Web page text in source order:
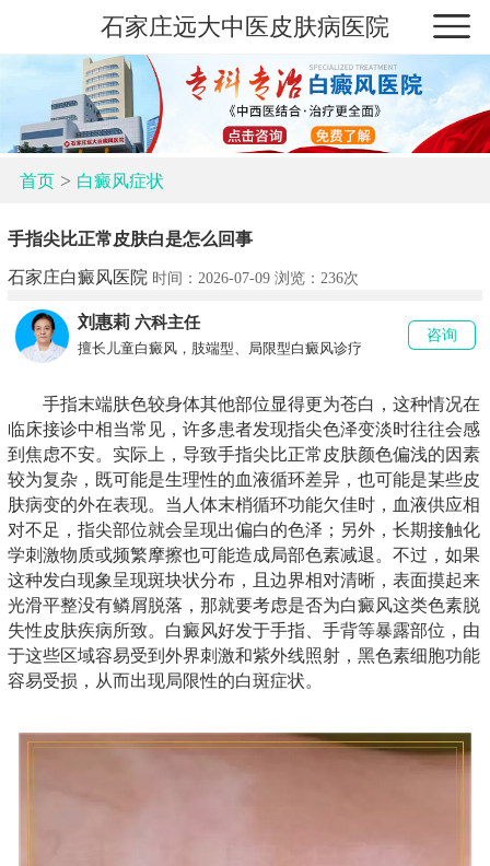
石家庄远大中医皮肤病医院
首页> 白癜风症状
手指尖比正常皮肤白是怎么回事
石家庄白癜风医院 时间：2026-07-09 浏览： 236次
刘惠莉 六科主任
擅长儿童白癜风，肢端型、局限型白癜风诊疗
咨询
手指末端肤色较身体其他部位显得更为苍白，这种情况在
临床接诊中相当常见，许多患者发现指尖色泽变淡时往往会感
到焦虑不安。实际上，导致手指尖比正常皮肤颜色偏浅的因素
较为复杂，既可能是生理性的血液循环差异，也可能是某些皮
肤病变的外在表现。当人体末梢循环功能欠佳时，血液供应相
对不足，指尖部位就会呈现出偏白的色泽；另外，长期接触化
学刺激物质或频繁摩擦也可能造成局部色素减退。不过，如果
这种发白现象呈现斑块状分布，且边界相对清晰，表面摸起来
光滑平整没有鳞屑脱落，那就要考虑是否为白癜风这类色素脱
失性皮肤疾病所致。白癜风好发于手指、手背等暴露部位，由
于这些区域容易受到外界刺激和紫外线照射，黑色素细胞功能
容易受损，从而出现局限性的白斑症状。